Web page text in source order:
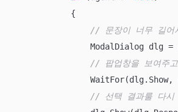
            {
// 문장이 너무 길어
ModalDialog dlg =
// 팝업창을 보여주
WaitFor(dlg.Show,
// 선택 결과룰 다시